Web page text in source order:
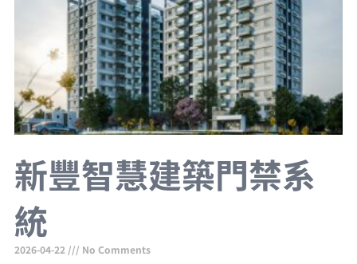
新豐智慧建築門禁系
統
2026-04-22 No Comments